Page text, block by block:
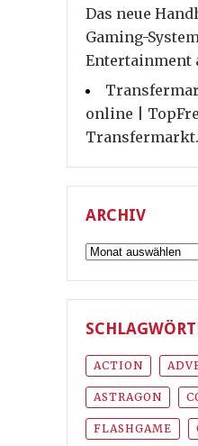
Das neue
Gaming-
Entertainment
online |
ARCHIV
Archiv
ACTION
ASTRAGON
FLASHGAME